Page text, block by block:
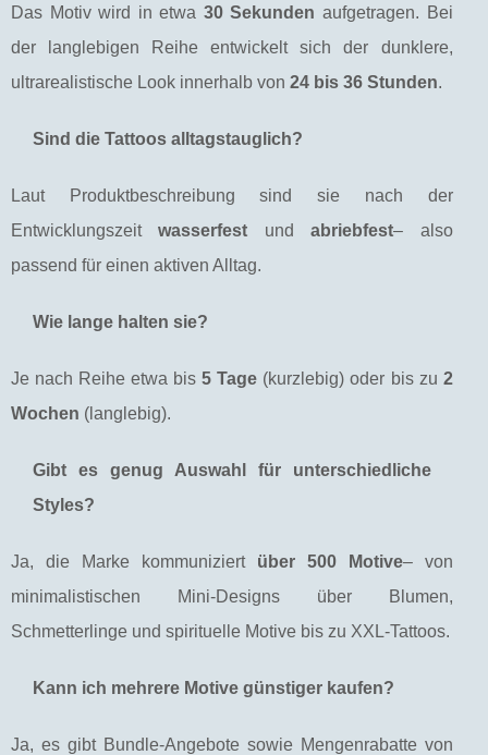
Das Motiv wird in etwa 30 Sekunden aufgetragen. Bei
der langlebigen Reihe entwickelt sich der dunklere,
ultrarealistische Look innerhalb von 24 bis 36 Stunden.
Sind die Tattoos alltagstauglich?
Laut Produktbeschreibung sind sie nach der
Entwicklungszeitwasserfest undabriebfest– also
passend für einen aktiven Alltag.
Wie lange halten sie?
Je nach Reihe etwa bis5 Tage (kurzlebig) oder bis zu 2
Wochen (langlebig).
Gibt es genug Auswahl für unterschiedliche
Styles?
Ja, die Marke kommuniziert über 500 Motive– von
minimalistischen Mini-Designs über Blumen,
Schmetterlinge und spirituelle Motive bis zu XXL-Tattoos.
Kann ich mehrere Motive günstiger kaufen?
Ja, es gibt Bundle-Angebote sowie Mengenrabatte von